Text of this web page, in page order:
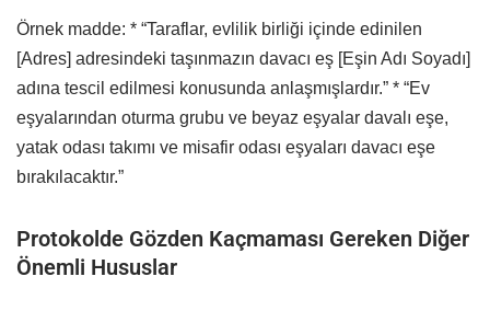
Örnek madde: * “Taraflar, evlilik birliği içinde edinilen
[Adres] adresindeki taşınmazın davacı eş [Eşin Adı Soyadı]
adına tescil edilmesi konusunda anlaşmışlardır.” * “Ev
eşyalarından oturma grubu ve beyaz eşyalar davalı eşe,
yatak odası takımı ve misafir odası eşyaları davacı eşe
bırakılacaktır.”
Protokolde Gözden Kaçmaması Gereken Diğer
Önemli Hususlar